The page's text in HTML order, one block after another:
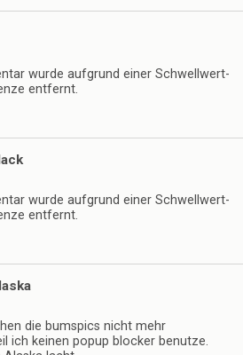
wurde aufgrund einer Schwellwert-
entfernt.
wurde aufgrund einer Schwellwert-
entfernt.
die bumspics nicht mehr
ich keinen popup blocker benutze.